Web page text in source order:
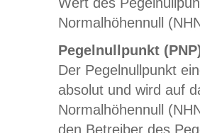
Normalhöhennull
Pegelnullpunkt
Der Pegelnullpunkt
absolut und wird auf
Normalhöhennull
den Betreiber des